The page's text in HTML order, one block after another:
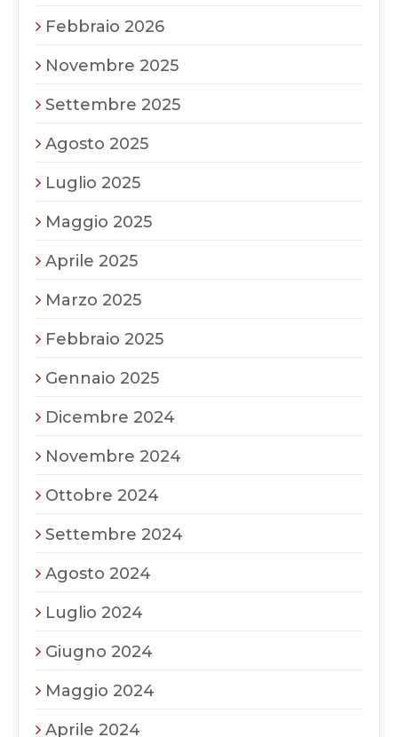
Febbraio 2026
Novembre 2025
Settembre 2025
Agosto 2025
Luglio 2025
Maggio 2025
Aprile 2025
Marzo 2025
Febbraio 2025
Gennaio 2025
Dicembre 2024
Novembre 2024
Ottobre 2024
Settembre 2024
Agosto 2024
Luglio 2024
Giugno 2024
Maggio 2024
Aprile 2024